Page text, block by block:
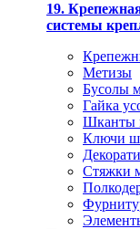
19.
системы
Метизы
Бусолы
Гайка
Шканты
Ключи
Стяжки